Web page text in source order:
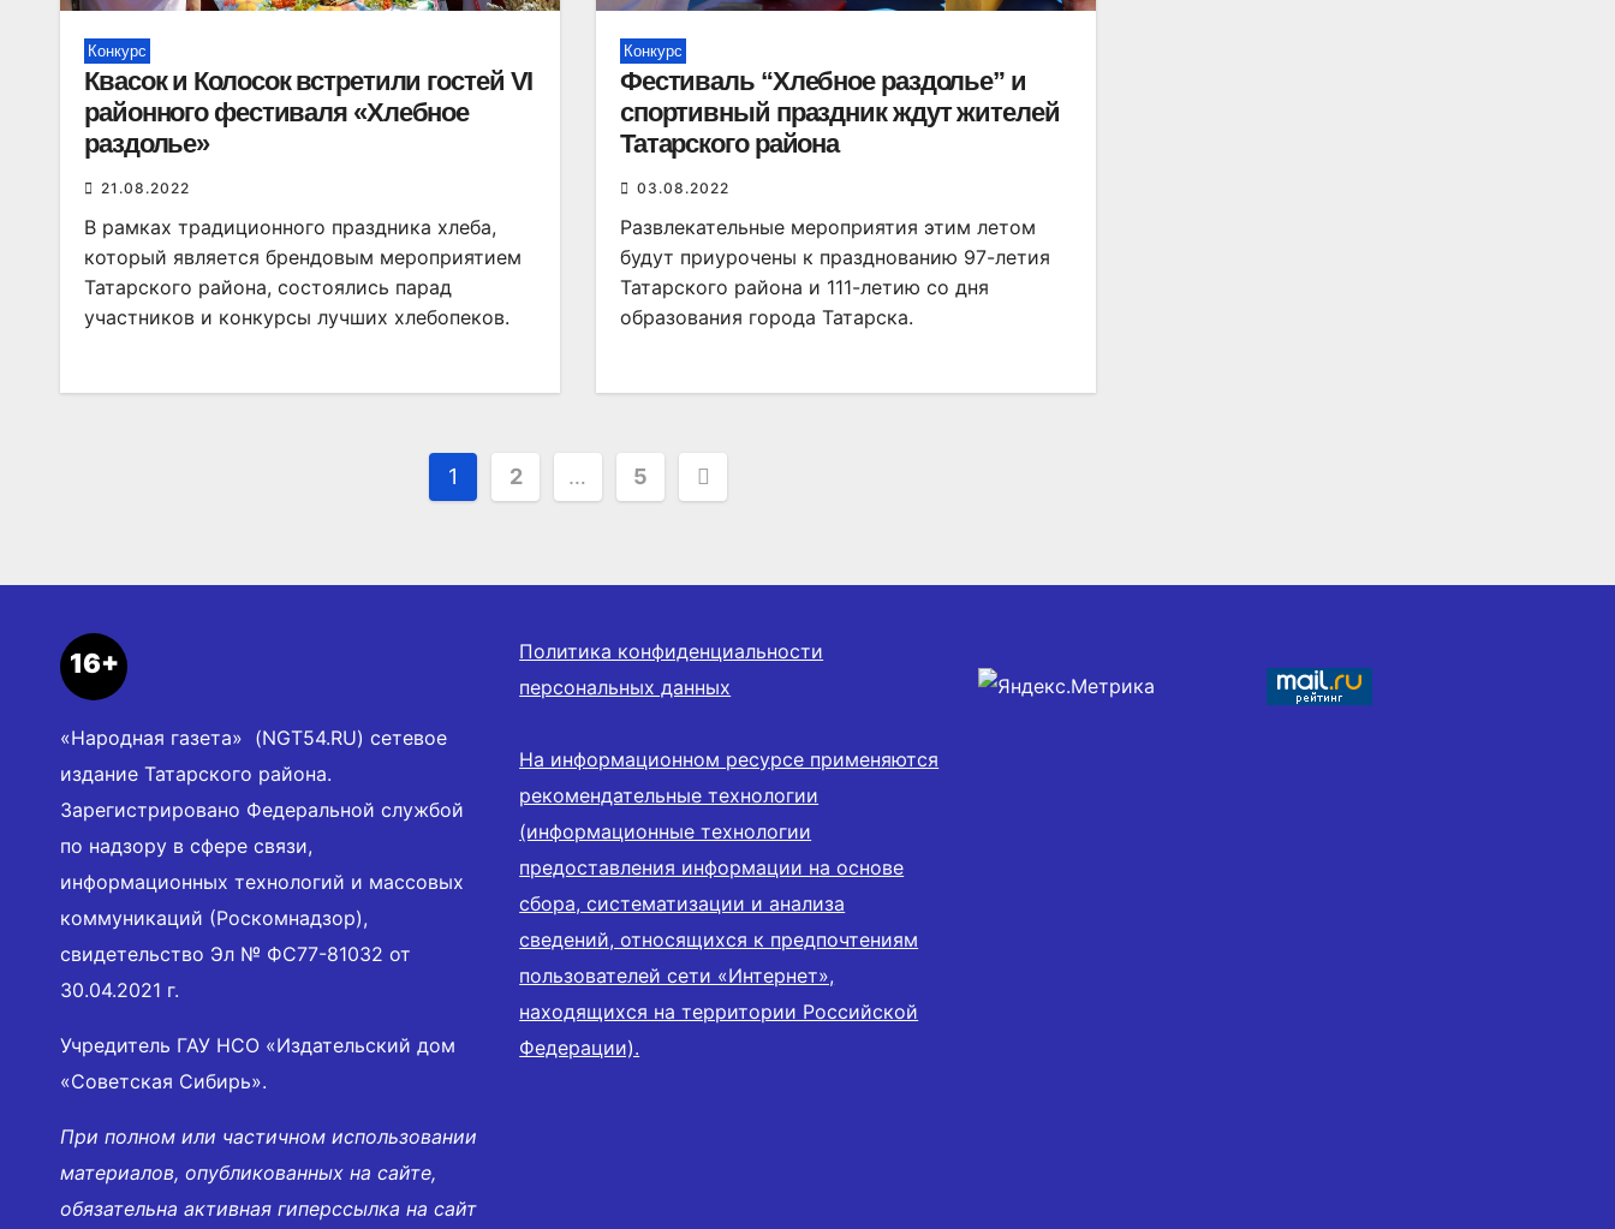
Конкурс
Квасок и Колосок встретили гостей VI
районного фестиваля «Хлебное
раздолье»
21.08.2022
В рамках традиционного праздника хлеба,
который является брендовым мероприятием
Татарского района, состоялись парад
участников и конкурсы лучших хлебопеков.
Конкурс
Фестиваль “Хлебное раздолье” и
спортивный праздник ждут жителей
Татарского района
03.08.2022
Развлекательные мероприятия этим летом
будут приурочены к празднованию 97-летия
Татарского района и 111-летию со дня
образования города Татарска.
Пагинация
1 2 … 5
16+
«Народная газета» (NGT54.RU) сетевое
издание Татарского района.
Зарегистрировано Федеральной службой
по надзору в сфере связи,
информационных технологий и массовых
коммуникаций (Роскомнадзор),
свидетельство Эл № ФС77-81032 от
30.04.2021 г.
Учредитель ГАУ НСО «Издательский дом
«Советская Сибирь».
При полном или частичном использовании
материалов, опубликованных на сайте,
обязательна активная гиперссылка на сайт
Политика конфиденциальности
персональных данных
На информационном ресурсе применяются
рекомендательные технологии
(информационные технологии
предоставления информации на основе
сбора, систематизации и анализа
сведений, относящихся к предпочтениям
пользователей сети «Интернет»,
находящихся на территории Российской
Федерации).